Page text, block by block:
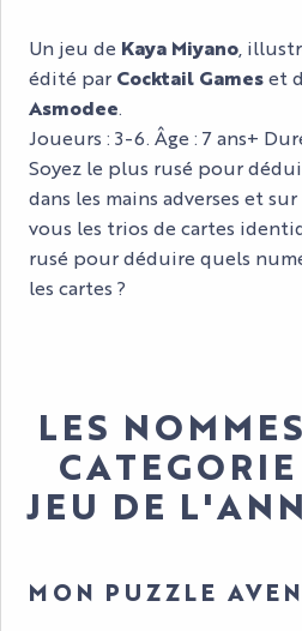
Un jeu de Kaya Miyano ,
édité par Cocktail Gameset
Asmodee.
Joueurs : 3-6. Âge : 7 ans+
Soyez le plus rusé pour
dans les mains adverses et
vous les trios de cartes
rusé pour déduire quels
les cartes ?
LES
JEU DE
MON PUZZLE